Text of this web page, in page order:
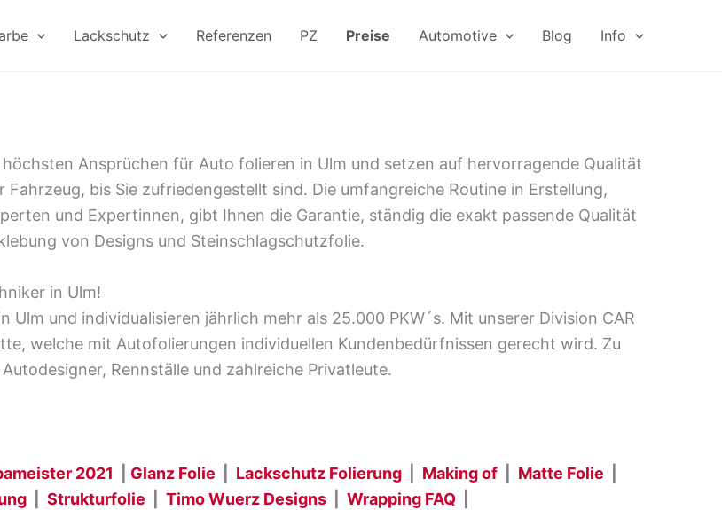
Lackschutz Referenzen PZ Preise Automotive Blog Info
Ansprüchen für Auto folieren in Ulm und setzen auf hervorragende Qualität
bis Sie zufriedengestellt sind. Die umfangreiche Routine in Erstellung,
und Expertinnen, gibt Ihnen die Garantie, ständig die exakt passende Qualität
von Designs und Steinschlagschutzfolie.
in Ulm!
und individualisieren jährlich mehr als 25.000 PKW´s. Mit unserer Division CAR
welche mit Autofolierungen individuellen Kundenbedürfnissen gerecht wird. Zu
Rennställe und zahlreiche Privatleute.
2021 Glanz Folie Lackschutz Folierung Making of Matte Folie
Strukturfolie Timo Wuerz Designs Wrapping FAQ